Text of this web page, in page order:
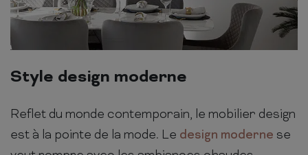
Style design moderne
Reflet du monde contemporain, le mobilier design
est à la pointe de la mode. Le design moderne se